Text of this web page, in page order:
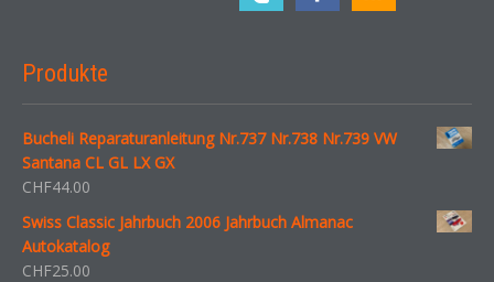
Produkte
Bucheli Reparaturanleitung Nr.737 Nr.738 Nr.739 VW
Santana CL GL LX GX
CHF44.00
Swiss Classic Jahrbuch 2006 Jahrbuch Almanac
Autokatalog
CHF25.00